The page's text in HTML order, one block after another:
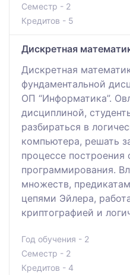
Семестр - 2
Кредитов - 5
Дискретная
Дискретная
фундаментальной
ОП “Информатика”.
дисциплиной,
разбираться в
компьютера, решать
процессе
программирования.
множеств,
цепями Эйлера,
криптографией и
Год обучения - 2
Семестр - 2
Кредитов - 4